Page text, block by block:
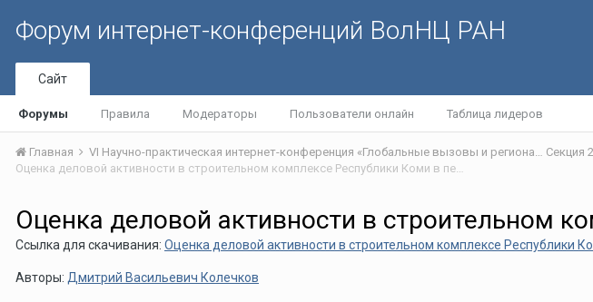
Форум интернет-конференций ВолНЦ РАН
Сайт
Форумы Правила Модераторы Пользователи онлайн Таблица лидеров
Главная VI Научно-практическая интернет-конференция «Глобальные вызовы и региональное развитие в зеркале социологических измерений»
Оценка деловой активности в строительном комплексе Республики Коми в период пандемии
Оценка деловой активности в строительном
Ссылка для скачивания: Оценка деловой активности в строительном комплексе Республики
Авторы: Дмитрий Васильевич Колечков